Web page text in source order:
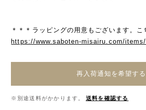
＊＊＊ラッピングの用意もございます。こ
https://www.saboten-misairu.com/items/
再入荷通知を希望する
※別途送料がかかります。 送料を確認する